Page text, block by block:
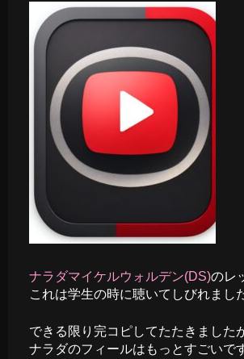
ナラダマイケルウォルデン(DS)のレ
これは学生の時に聴いてしびれまし
できる限り完コピしてたたきました
ナラダのフィールはもっとすごいで